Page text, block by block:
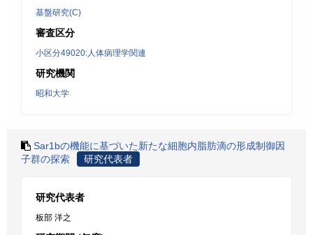
基盤研究(C)
審査区分
小区分49020:人体病理学関連
研究機関
昭和大学
Sar1bの機能に基づいた新たな細胞内脂肪滴の形成制御因
子群の探索
研究代表者
研究代表者
板部 洋之